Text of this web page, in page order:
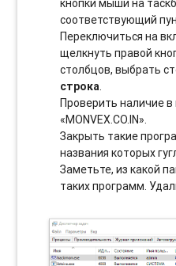
кнопки мыши на
соотвeтствующий
Переключиться на
щелкнуть правой
столбцов, выбрать
строка.
Проверить наличие
«MONVEX.CO.IN».
Закрыть такие
названия которых
Заметьте, из какой
таких программ.